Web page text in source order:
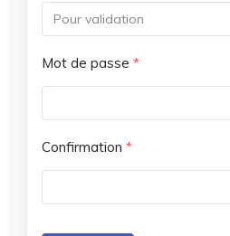
Mot de passe *
Confirmation *